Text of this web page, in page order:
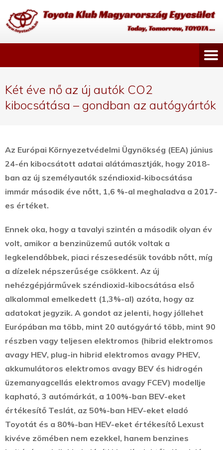
Két éve nő az új autók CO2
kibocsátása – gondban az autógyártók
Az Európai Környezetvédelmi Ügynökség (EEA) június
24-én kibocsátott adatai alátámasztják, hogy 2018-
ban az új személyautók széndioxid-kibocsátása
immár második éve nőtt, 1,6 %-al meghaladva a 2017-
es értéket.
Ennek oka, hogy a tavalyi szintén a második olyan év
volt, amikor a benzinüzemű autók voltak a
legkelendőbbek, piaci részesedésük tovább nőtt, míg
a dízelek népszerűsége csökkent. Az új
nehézgépjárművek széndioxid-kibocsátása első
alkalommal emelkedett (1,3%-al) azóta, hogy az
adatokat jegyzik. A gondot az jelenti, hogy jóllehet
Európában ma több, mint 20 autógyártó több, mint 90
részben vagy teljesen elektromos (hibrid elektromos
avagy HEV, plug-in hibrid elektromos avagy PHEV,
akkumulátoros elektromos avagy BEV és hidrogén
üzemanyagcellás elektromos avagy FCEV) modellje
kapható, 3 autómárkát, a 100%-ban BEV-eket
értékesítő Teslát, az 50%-ban HEV-eket eladó
Toyotát és a 80%-ban HEV-eket értékesítő Lexust
kivéve zömében nem ezekkel, hanem benzines